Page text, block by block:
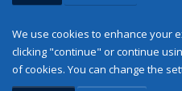
We use cookies to enhance your
clicking "continue" or continue
of cookies. You can change the